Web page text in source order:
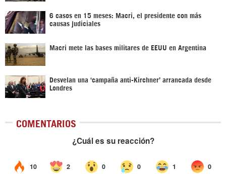
6 casos en 15 meses: Macri, el presidente con más
causas judiciales
Macri mete las bases militares de EEUU en Argentina
Desvelan una ‘campaña anti-Kirchner’ arrancada desde
Londres
COMENTARIOS